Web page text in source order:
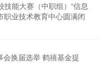
能大赛（中职组）“信息
职业技术教育中心圆满闭
换届选举 鹤禧基金提